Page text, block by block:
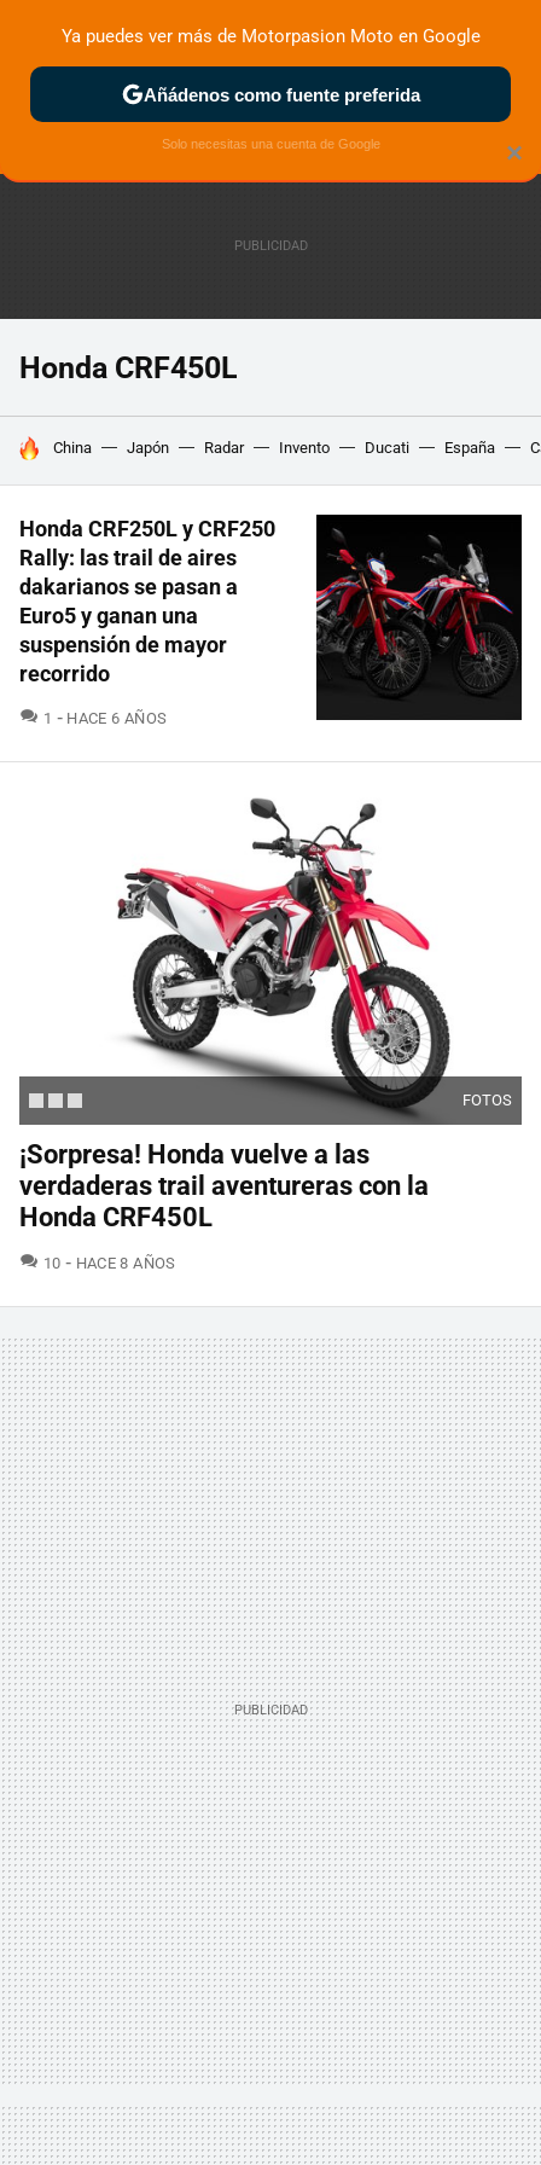
ZONA DE PRUEBAS DEPORTIVAS MOTOS ELÉCTRICAS
Honda CRF450L
HOY SE HABLA DE
China Japón Radar Invento Ducati España
Honda CRF250L y CRF250
Rally: las trail de aires
dakarianos se pasan a
Euro5 y ganan una
suspensión de mayor
recorrido
1 COMENTARIOS
HACE 6 AÑOS
FOTOS
¡Sorpresa! Honda vuelve a las
verdaderas trail aventureras con la
Honda CRF450L
10 COMENTARIOS
HACE 8 AÑOS
×
Ya puedes ver más de Motorpasion Moto en Google
Añádenos como fuente preferida
Solo necesitas una cuenta de Google